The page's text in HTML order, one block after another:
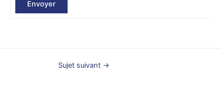
Envoyer
Sujet suivant →